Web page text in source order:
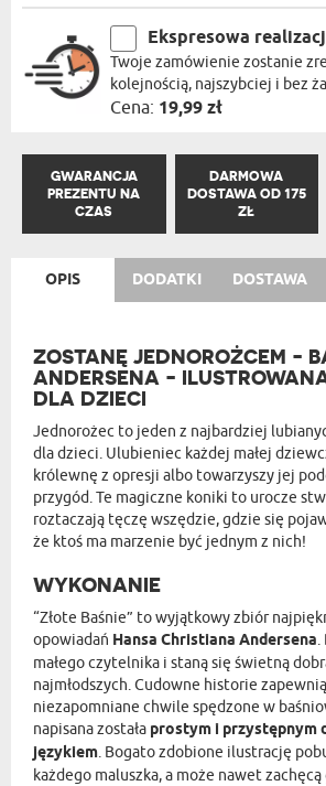
Ekspresowa
Twoje zamówienie zostanie
kolejnością, najszybciej i bez
Cena: 19,99 zł
GWARANCJA
PREZENTU NA
CZAS
DARMOWA
DOSTAWA OD 175
ZŁ
OPIS DODATKI DOSTAWA
ZOSTANĘ JEDNOROŻCEM -
ANDERSENA -
DLA DZIECI
Jednorożec to jeden z najbardziej
dla dzieci. Ulubieniec każdej małej
królewnę z opresji albo towarzyszy jej
przygód. Te magiczne koniki to urocze
roztaczają tęczę wszędzie, gdzie się
że ktoś ma marzenie być jednym z nich!
WYKONANIE
“Złote Baśnie” to wyjątkowy zbiór
opowiadań Hansa Christiana Andersena.
małego czytelnika i staną się świetną
najmłodszych. Cudowne historie
niezapomniane chwile spędzone w
napisana została prostym i przystępnym
językiem. Bogato zdobione ilustrację
każdego maluszka, a może nawet